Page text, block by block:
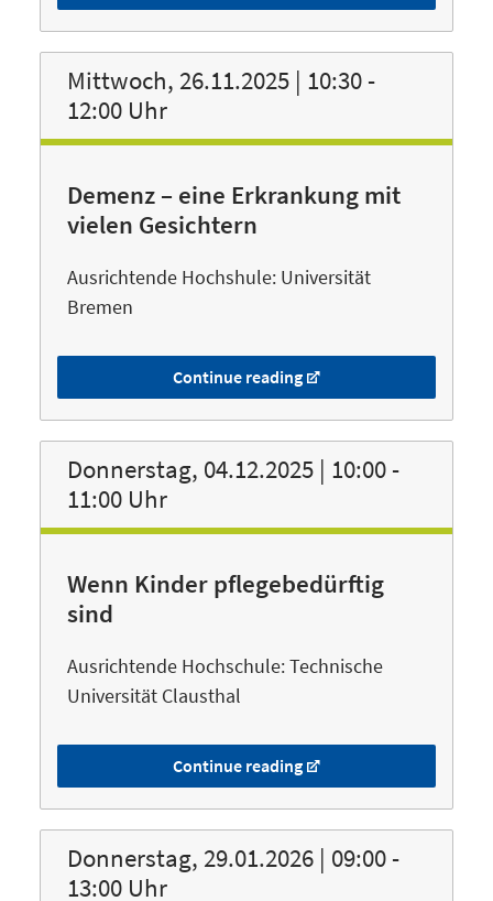
Mittwoch, 26.11.2025 | 10:30 -
12:00 Uhr
Demenz – eine Erkrankung mit
vielen Gesichtern
Ausrichtende Hochshule: Universität
Bremen
Continue reading
Donnerstag, 04.12.2025 | 10:00 -
11:00 Uhr
Wenn Kinder pflegebedürftig
sind
Ausrichtende Hochschule: Technische
Universität Clausthal
Continue reading
Donnerstag, 29.01.2026 | 09:00 -
13:00 Uhr